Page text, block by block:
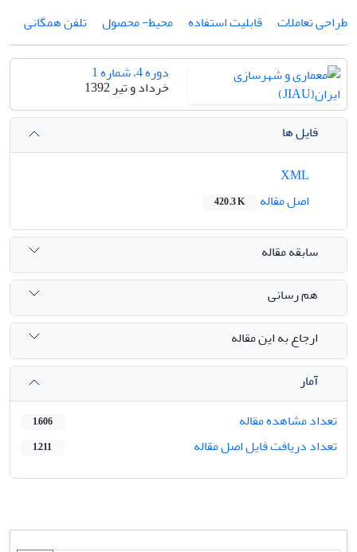
طراحی تعاملات
قابلیت استفاده محیط- محصول تلفن همگانی
دوره 4، شماره 1
خرداد و تیر 1392
فایل ها
اصل مقاله
420.3 K
سابقه مقاله
هم رسانی
ارجاع به این مقاله
آمار
تعداد مشاهده مقاله
1,606
تعداد دریافت فایل اصل مقاله 1,211